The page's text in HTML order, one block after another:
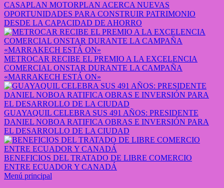
CASAPLAN MOTORPLAN ACERCA NUEVAS
OPORTUNIDADES PARA CONSTRUIR PATRIMONIO
DESDE LA CAPACIDAD DE AHORRO
METROCAR RECIBE EL PREMIO A LA EXCELENCIA
COMERCIAL ONSTAR DURANTE LA CAMPAÑA
«MARRAKECH ESTÁ ON»
GUAYAQUIL CELEBRA SUS 491 AÑOS: PRESIDENTE
DANIEL NOBOA RATIFICA OBRAS E INVERSIÓN PARA
EL DESARROLLO DE LA CIUDAD
BENEFICIOS DEL TRATADO DE LIBRE COMERCIO
ENTRE ECUADOR Y CANADÁ
Menú principal